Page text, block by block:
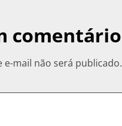
comentário
e-mail não será publicado.